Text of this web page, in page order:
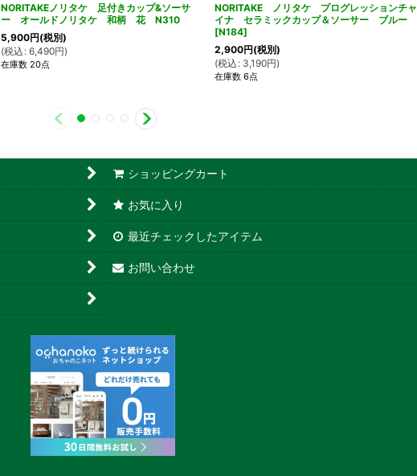
NORITAKEノリタケ 足付きカップ&ソーサ
ー オールドノリタケ 和柄 花 N310
5,900円(税別)
(税込 : 6,490円)
在庫数 20点
NORITAKE ノリタケ プログレッションチャ
イナ セラミックカップ＆ソーサー ブルー
[N184]
2,900円(税別)
(税込 : 3,190円)
在庫数 6点
ショッピングカート
お気に入り
最近チェックしたアイテム
お問い合わせ